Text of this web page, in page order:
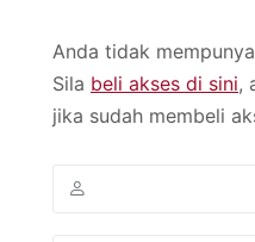
Anda tidak
Sila beli akses di sini,
jika sudah membeli